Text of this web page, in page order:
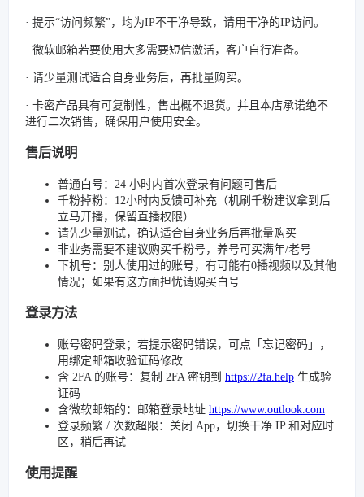
· 提示“访问频繁”，均为IP不干净导致，请用干净的IP访问。
· 微软邮箱若要使用大多需要短信激活，客户自行准备。
· 请少量测试适合自身业务后，再批量购买。
· 卡密产品具有可复制性，售出概不退货。并且本店承诺绝不
进行二次销售，确保用户使用安全。
售后说明
普通白号：24 小时内首次登录有问题可售后
千粉掉粉：12小时内反馈可补充（机刷千粉建议拿到后
立马开播，保留直播权限）
请先少量测试，确认适合自身业务后再批量购买
非业务需要不建议购买千粉号，养号可买满年/老号
下机号：别人使用过的账号，有可能有0播视频以及其他
情况；如果有这方面担忧请购买白号
登录方法
账号密码登录；若提示密码错误，可点「忘记密码」，
用绑定邮箱收验证码修改
含 2FA 的账号：复制 2FA 密钥到 https://2fa.help 生成验
证码
含微软邮箱的：邮箱登录地址 https://www.outlook.com
登录频繁 / 次数超限：关闭 App，切换干净 IP 和对应时
区，稍后再试
使用提醒